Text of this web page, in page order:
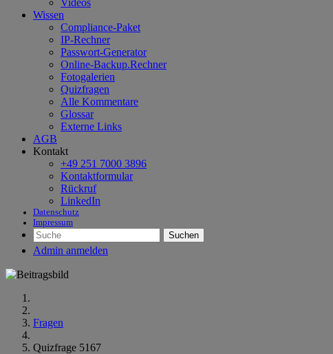
Videos
Wissen
Compliance-Paket
IP-Rechner
Passwort-Generator
Online-Backup.Rechner
Fotogalerien
Quizfragen
Alle Kommentare
Glossar
Externe Links
AGB
Kontakt
+49 251 7000 3896
Kontaktformular
Rückruf
LinkedIn
Datenschutz
Impressum
Suchen
Admin anmelden
Fragen
Quizfrage 5167